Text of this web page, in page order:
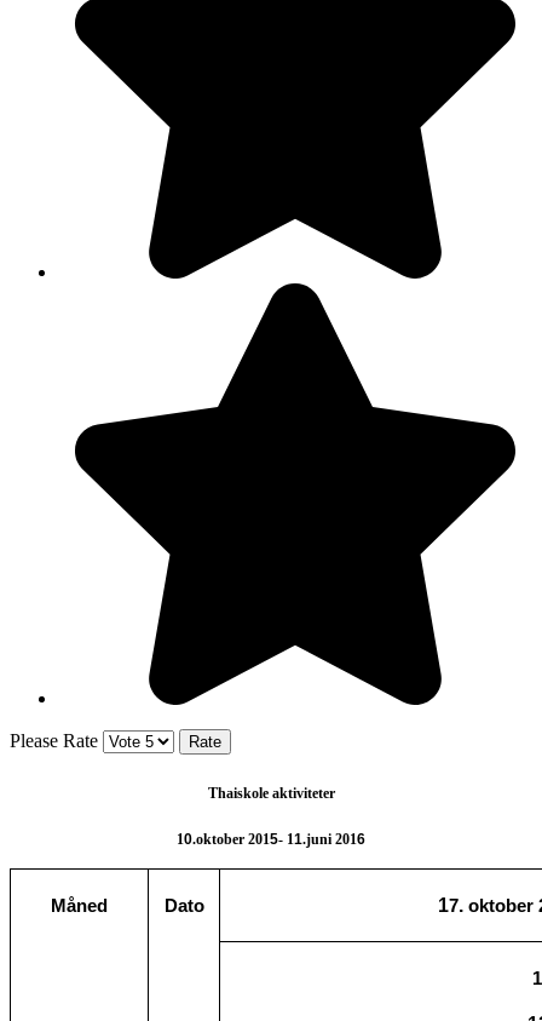
Please Rate
Thaiskole aktiviteter
10.oktober 2015- 11.juni 2016
Måned Dato 17. oktober